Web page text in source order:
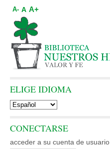
A- A A+
ELIGE IDIOMA
CONECTARSE
acceder a su cuenta de usuario